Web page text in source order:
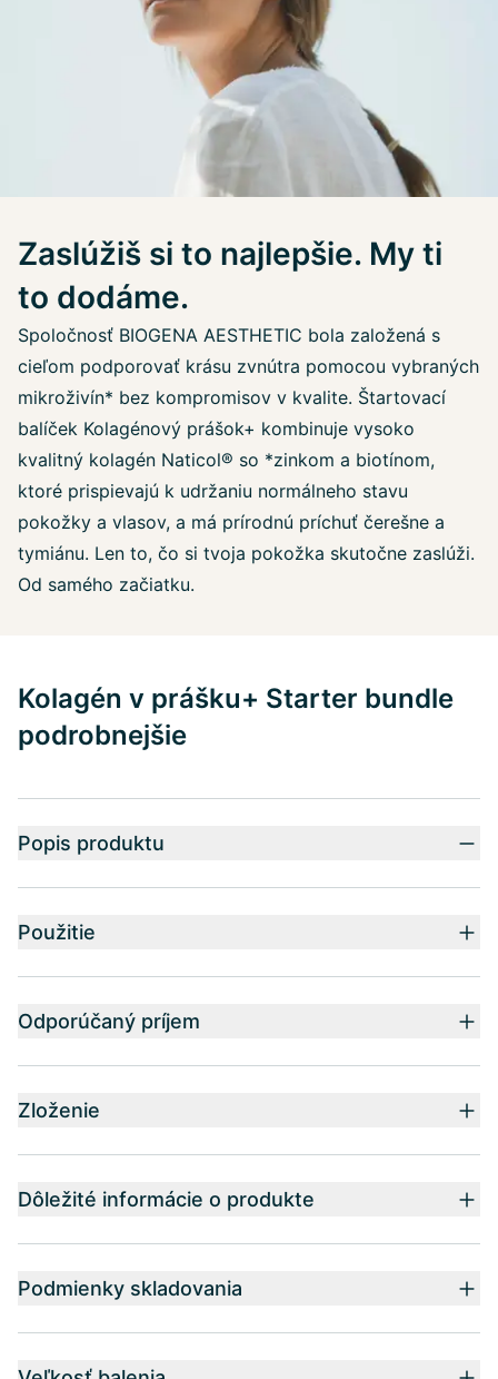
Zaslúžiš si to najlepšie. My ti
to dodáme.
Spoločnosť BIOGENA AESTHETIC bola založená s
cieľom podporovať krásu zvnútra pomocou vybraných
mikroživín* bez kompromisov v kvalite. Štartovací
balíček Kolagénový prášok+ kombinuje vysoko
kvalitný kolagén Naticol® so *zinkom a biotínom,
ktoré prispievajú k udržaniu normálneho stavu
pokožky a vlasov, a má prírodnú príchuť čerešne a
tymiánu. Len to, čo si tvoja pokožka skutočne zaslúži.
Od samého začiatku.
Kolagén v prášku+ Starter bundle
podrobnejšie
Popis produktu
Použitie
Odporúčaný príjem
Zloženie
Dôležité informácie o produkte
Podmienky skladovania